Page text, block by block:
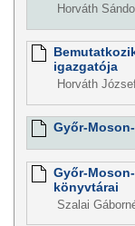
Horváth
igazgatója
Horváth
Győr-
Győr-
könyvtárai
Szalai